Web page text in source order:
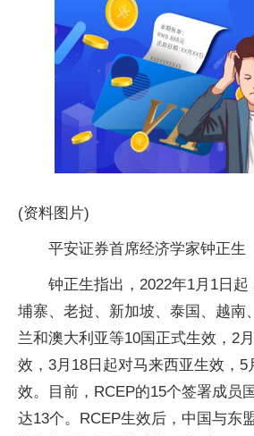
(资料图片)
平安证券首席经济学家钟正生
钟正生指出，2022年1月1日
埔寨、老挝、新加坡、泰国、越南
兰和澳大利亚等10国正式生效，2
效，3月18日起对马来西亚生效，5
效。目前，RCEP的15个签署成员
达13个。RCEP生效后，中国与东